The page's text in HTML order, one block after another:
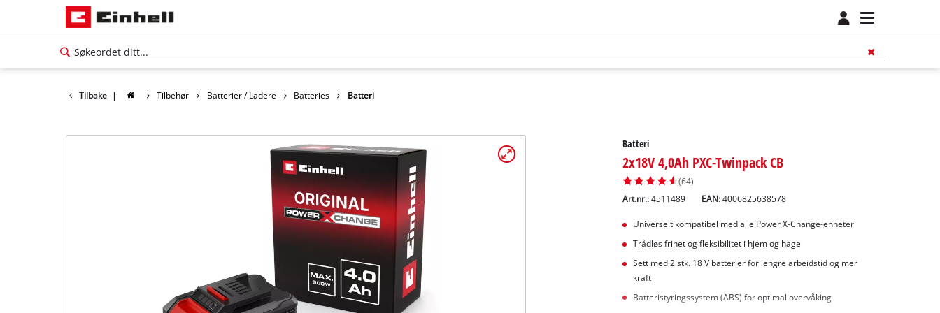
Tilbake | Tilbehør Batterier / Ladere Batteries Batteri
Batteri
2x18V 4,0Ah PXC-Twinpack CB
(64)
Art.nr.: 4511489 EAN:4006825638578
Universelt kompatibel med alle Power X-Change-enheter
Trådløs frihet og fleksibilitet i hjem og hage
Sett med 2 stk. 18 V batterier for lengre arbeidstid og mer
kraft
Batteristyringssystem (ABS) for optimal overvåking